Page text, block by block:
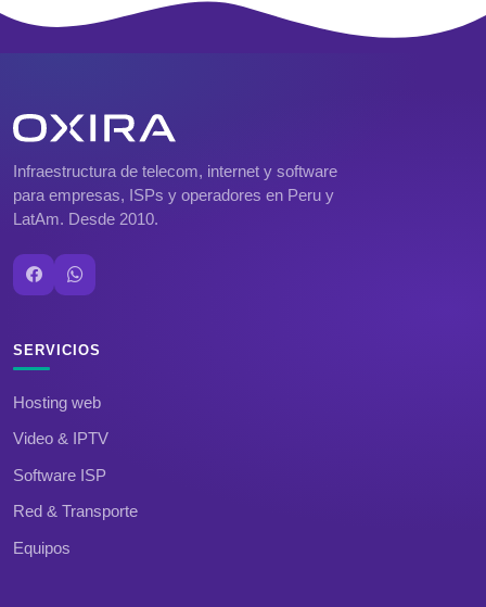
Infraestructura de telecom, internet y software
para empresas, ISPs y operadores en Peru y
LatAm. Desde 2010.
SERVICIOS
Hosting web
Video & IPTV
Software ISP
Red & Transporte
Equipos